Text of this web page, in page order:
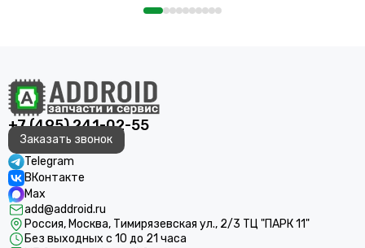
+7 (495) 241-02-55
Заказать звонок
Telegram
ВКонтакте
Max
add@addroid.ru
Россия, Москва, Тимирязевская ул., 2/3 ТЦ "ПАРК 11"
Без выходных с 10 до 21 часа